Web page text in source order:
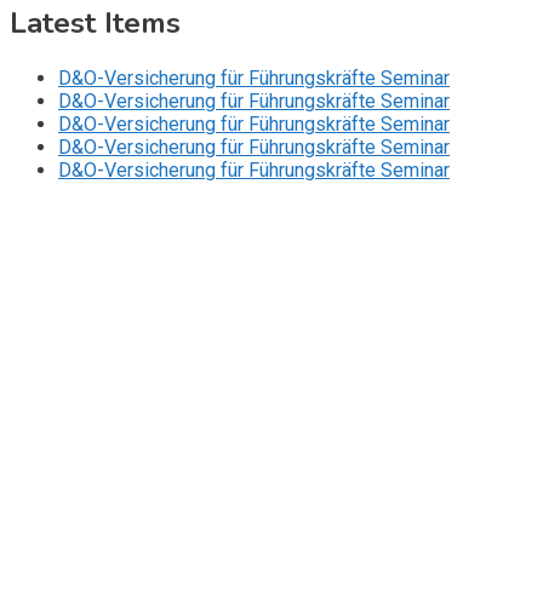
Latest Items
D&O-Versicherung für Führungskräfte Seminar
D&O-Versicherung für Führungskräfte Seminar
D&O-Versicherung für Führungskräfte Seminar
D&O-Versicherung für Führungskräfte Seminar
D&O-Versicherung für Führungskräfte Seminar